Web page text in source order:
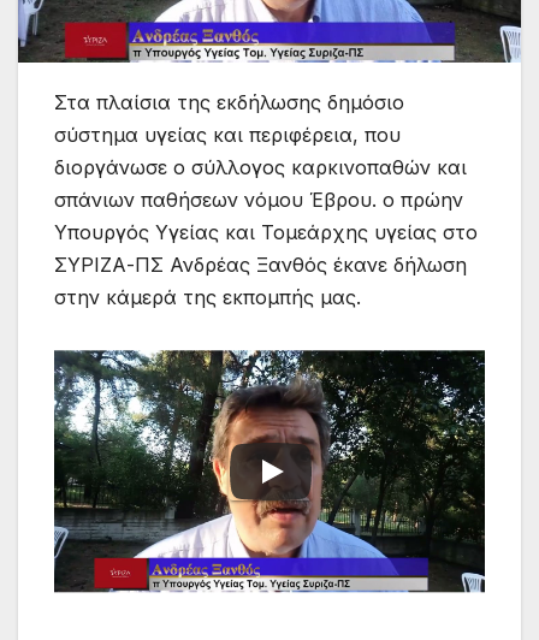
Στα πλαίσια της εκδήλωσης δημόσιο
σύστημα υγείας και περιφέρεια, που
διοργάνωσε ο σύλλογος καρκινοπαθών και
σπάνιων παθήσεων νόμου Έβρου. ο πρώην
Υπουργός Υγείας και Τομεάρχης υγείας στο
ΣΥΡΙΖΑ-ΠΣ Ανδρέας Ξανθός έκανε δήλωση
στην κάμερά της εκπομπής μας.